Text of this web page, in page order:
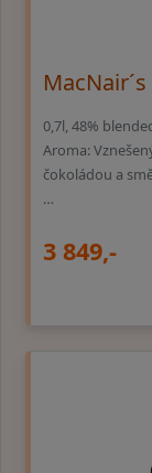
0,7l, 48%
Aroma:
čokoládou a
…
3 849,-